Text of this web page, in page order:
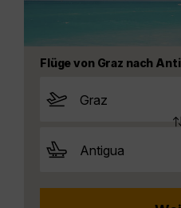
Flüge von Graz nach